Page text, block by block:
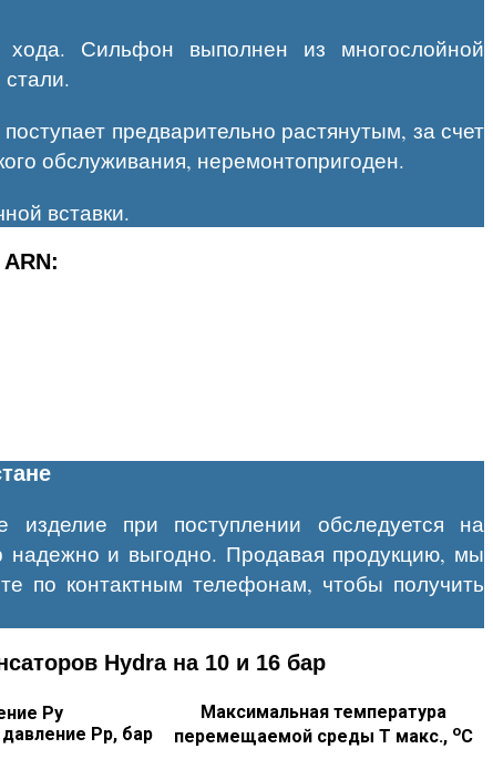
Сильфон выполнен из многослойной
предварительно растянутым, за счет
обслуживания, неремонтопригоден.
вставки.
при поступлении обследуется на
надежно и выгодно. Продавая продукцию, мы
по контактным телефонам, чтобы получить
Hydra на 10 и 16 бар
Ру
Рр, бар
Максимальная температура
перемещаемой среды Т макс., оС